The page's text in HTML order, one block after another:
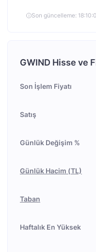
Son güncelleme:
GWIND Hisse ve
Son İşlem Fiyatı
Satış
Günlük Değişim %
Günlük Hacim (TL)
Taban
Haftalık En Yüksek